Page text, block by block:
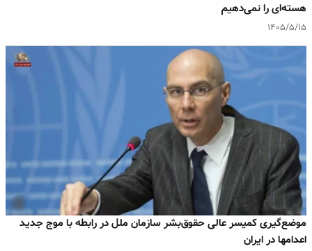
هسته‌ای را نمی‌دهیم
۱۴۰۵/۵/۱۵
موضع‌گیری کمیسر عالی حقوق‌بشر سازمان ملل در رابطه با موج جدید
اعدامها در ایران